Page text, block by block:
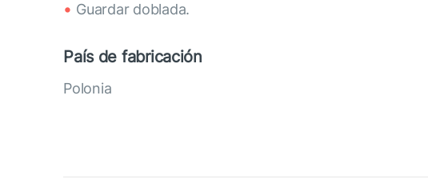
Guardar doblada.
País de fabricación
Polonia